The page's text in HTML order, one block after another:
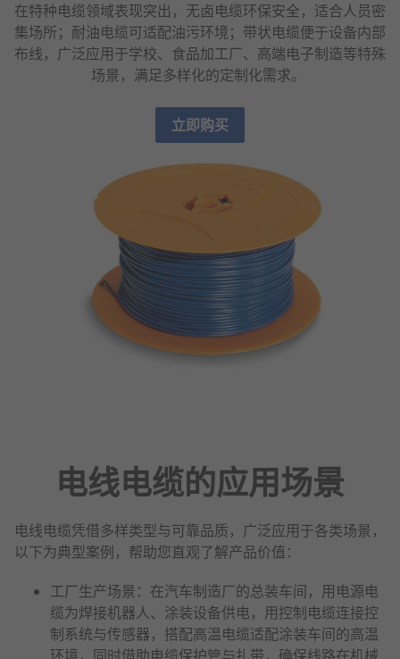
在特种电缆领域表现突出，无卤电缆环保安全，适合人员密
集场所；耐油电缆可适配油污环境；带状电缆便于设备内部
布线，广泛应用于学校、食品加工厂、高端电子制造等特殊
场景，满足多样化的定制化需求。
立即购买
电线电缆的应用场景
电线电缆凭借多样类型与可靠品质，广泛应用于各类场景，
以下为典型案例，帮助您直观了解产品价值：
工厂生产场景：在汽车制造厂的总装车间，用电源电
缆为焊接机器人、涂装设备供电，用控制电缆连接控
制系统与传感器，搭配高温电缆适配涂装车间的高温
环境，同时借助电缆保护管与扎带，确保线路在机械